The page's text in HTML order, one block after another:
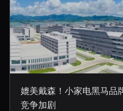
媲美戴森！小家电黑马品
竞争加剧